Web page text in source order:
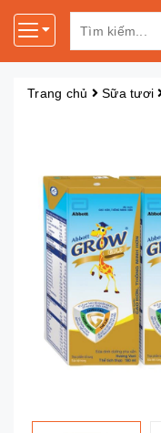
Trang chủ Sữa tươi